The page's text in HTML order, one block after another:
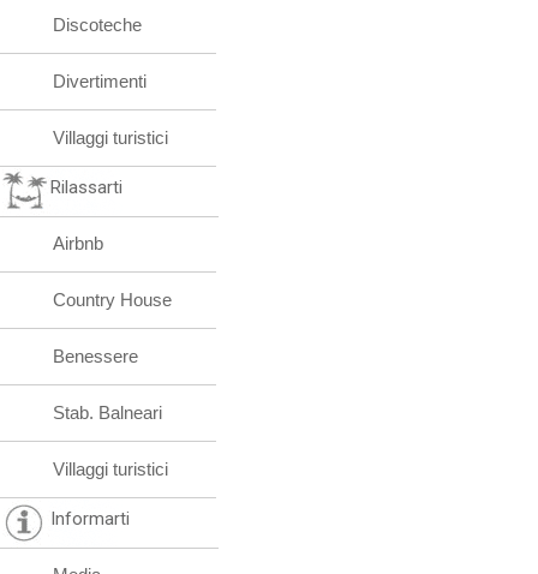
Discoteche
Divertimenti
Villaggi turistici
Rilassarti
Airbnb
Country House
Benessere
Stab. Balneari
Villaggi turistici
Informarti